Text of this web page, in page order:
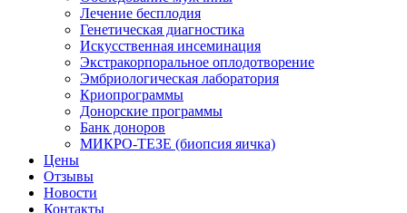
Лечение бесплодия
Генетическая диагностика
Искусственная инсеминация
Экстракорпоральное оплодотворение
Эмбриологическая лаборатория
Криопрограммы
Донорские программы
Банк доноров
МИКРО-ТЕЗЕ (биопсия яичка)
Цены
Отзывы
Новости
Контакты